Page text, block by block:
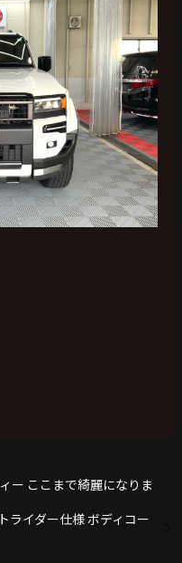
ー ここまで綺麗になりま
ライダー仕様 ボディコー